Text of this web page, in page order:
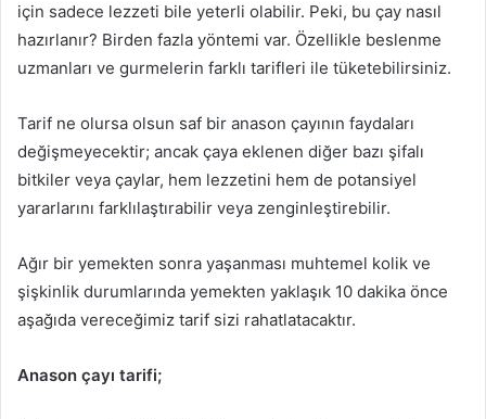
için sadece lezzeti bile yeterli olabilir. Peki, bu çay nasıl
hazırlanır? Birden fazla yöntemi var. Özellikle beslenme
uzmanları ve gurmelerin farklı tarifleri ile tüketebilirsiniz.
Tarif ne olursa olsun saf bir anason çayının faydaları
değişmeyecektir; ancak çaya eklenen diğer bazı şifalı
bitkiler veya çaylar, hem lezzetini hem de potansiyel
yararlarını farklılaştırabilir veya zenginleştirebilir.
Ağır bir yemekten sonra yaşanması muhtemel kolik ve
şişkinlik durumlarında yemekten yaklaşık 10 dakika önce
aşağıda vereceğimiz tarif sizi rahatlatacaktır.
Anason çayı tarifi;